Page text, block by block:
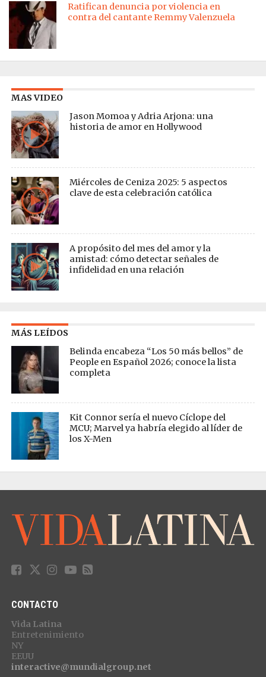
Ratifican denuncia por violencia en
contra del cantante Remmy Valenzuela
MAS VIDEO
Jason Momoa y Adria Arjona: una
historia de amor en Hollywood
Miércoles de Ceniza 2025: 5 aspectos
clave de esta celebración católica
A propósito del mes del amor y la
amistad: cómo detectar señales de
infidelidad en una relación
MÁS LEÍDOS
Belinda encabeza “Los 50 más bellos” de
People en Español 2026; conoce la lista
completa
Kit Connor sería el nuevo Cíclope del
MCU; Marvel ya habría elegido al líder de
los X-Men
CONTACTO
Vida Latina
Entretenimiento
NY
EEUU
interactive@mundialgroup.net